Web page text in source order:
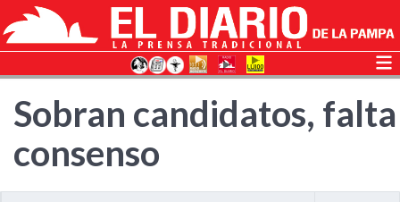
Sobran candidatos, falta
consenso